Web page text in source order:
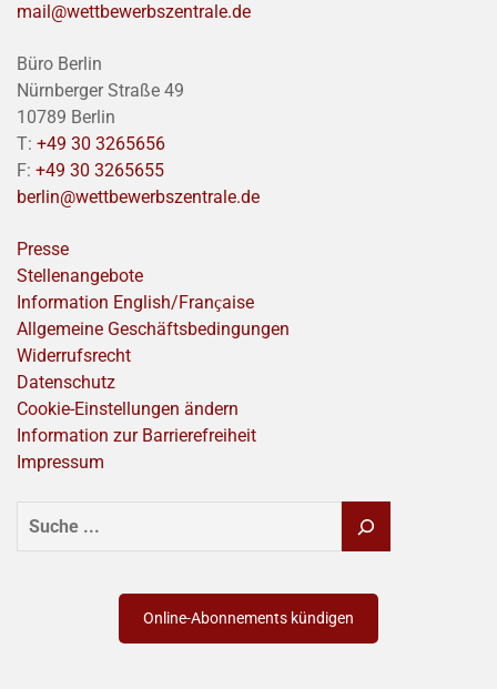
mail@wettbewerbszentrale.de
Büro Berlin
Nürnberger Straße 49
10789 Berlin
T: +49 30 3265656
F: +49 30 3265655
berlin@wettbewerbszentrale.de
Presse
Stellenangebote
Information English/Franҫaise
Allgemeine Geschäftsbedingungen
Widerrufsrecht
Datenschutz
Cookie-Einstellungen ändern
Information zur Barrierefreiheit
Impressum
SUCHEN
Online-Abonnements kündigen